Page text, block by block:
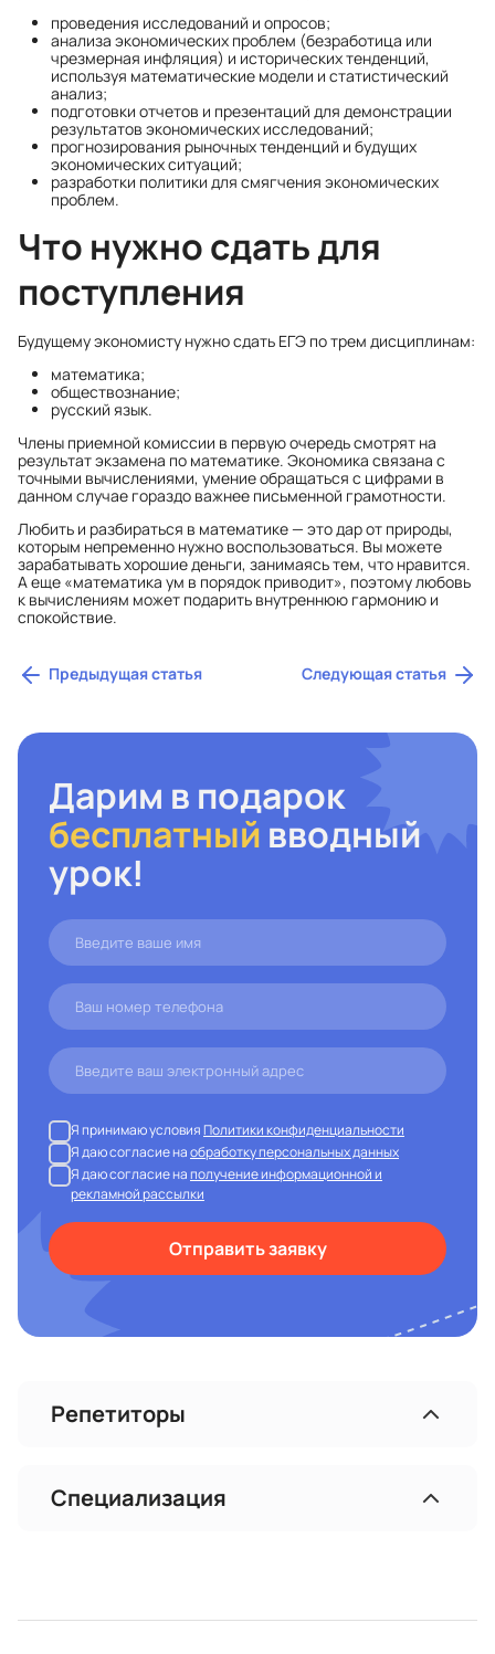
проведения исследований и опросов;
анализа экономических проблем (безработица или
чрезмерная инфляция) и исторических тенденций,
используя математические модели и статистический
анализ;
подготовки отчетов и презентаций для демонстрации
результатов экономических исследований;
прогнозирования рыночных тенденций и будущих
экономических ситуаций;
разработки политики для смягчения экономических
проблем.
Что нужно сдать для
поступления
Будущему экономисту нужно сдать ЕГЭ по трем дисциплинам:
математика;
обществознание;
русский язык.
Члены приемной комиссии в первую очередь смотрят на
результат экзамена по математике. Экономика связана с
точными вычислениями, умение обращаться с цифрами в
данном случае гораздо важнее письменной грамотности.
Любить и разбираться в математике — это дар от природы,
которым непременно нужно воспользоваться. Вы можете
зарабатывать хорошие деньги, занимаясь тем, что нравится.
А еще «математика ум в порядок приводит», поэтому любовь
к вычислениям может подарить внутреннюю гармонию и
спокойствие.
Предыдущая статья Следующая статья
Дарим в подарок
бесплатный вводный
урок!
Я принимаю условияПолитики конфиденциальности
Я даю согласие наобработку персональных данных
Я даю согласие наполучение информационной и
рекламной рассылки
Отправить заявку
Репетиторы
Специализация